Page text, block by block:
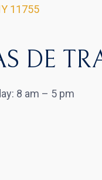
11755
DE
8 am – 5 pm